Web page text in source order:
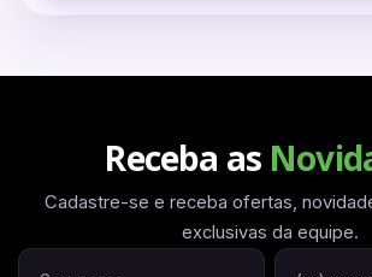
Receba as
Cadastre-se e receba ofertas,
exclusivas da equipe.
Seu nome Seu